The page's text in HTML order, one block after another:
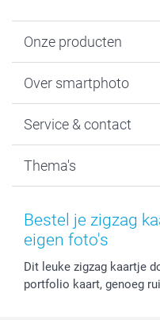
Onze producten
Fotoboeken
Fotocadeaus
Kaarten
Over smartphoto
Vacatures
Bestelproces
Herroepingsrecht
Privacy
Reviews
Prijslijst
Service & contact
Tevredenheidsgarantie
Mijn orderstatus
smartbonus
service@smartphoto.nl
Affiliate partnerprogramma
Thema's
Baby
Moederdag
Huwelijk
Bestel je zigzag
eigen foto's
Dit leuke zigzag kaartje
portfolio kaart, genoeg